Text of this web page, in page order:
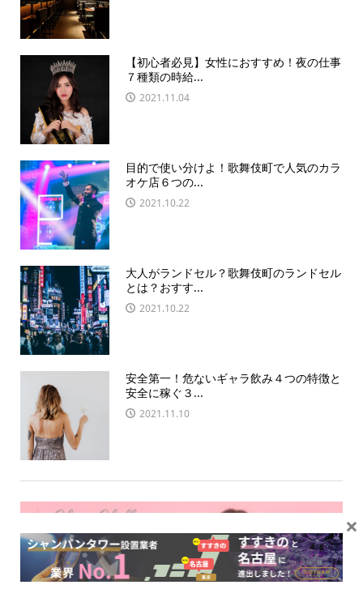
【初心者必見】女性におすすめ！夜の仕事
７種類の時給...
2021.11.04
目的で使い分けよ！歌舞伎町で人気のカラ
オケ店６つの...
2021.10.22
大人がランドセル？歌舞伎町のランドセル
とは？おすす...
2021.10.22
安全第一！危ないギャラ飲み４つの特徴と
安全に稼ぐ３...
2021.11.10
×